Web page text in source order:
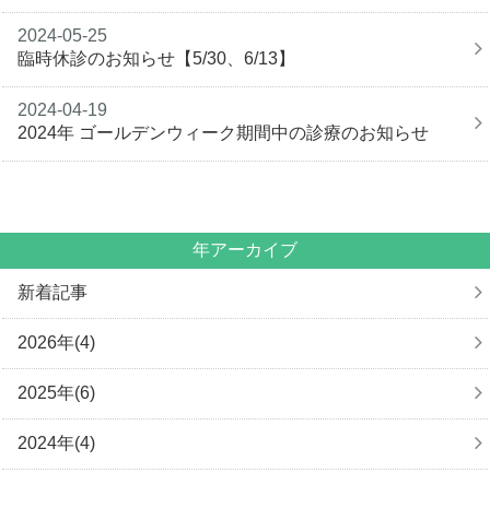
2024-05-25
臨時休診のお知らせ【5/30、6/13】
2024-04-19
2024年 ゴールデンウィーク期間中の診療のお知らせ
年アーカイブ
新着記事
2026年(4)
2025年(6)
2024年(4)